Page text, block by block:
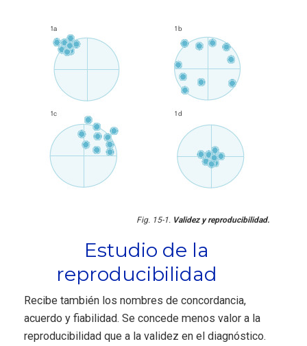
Fig. 15-1. Validez y reproducibilidad.
Estudio de la
reproducibilidad
Recibe también los nombres de concordancia,
acuerdo y fiabilidad. Se concede menos valor a la
reproducibilidad que a la validez en el diagnóstico.